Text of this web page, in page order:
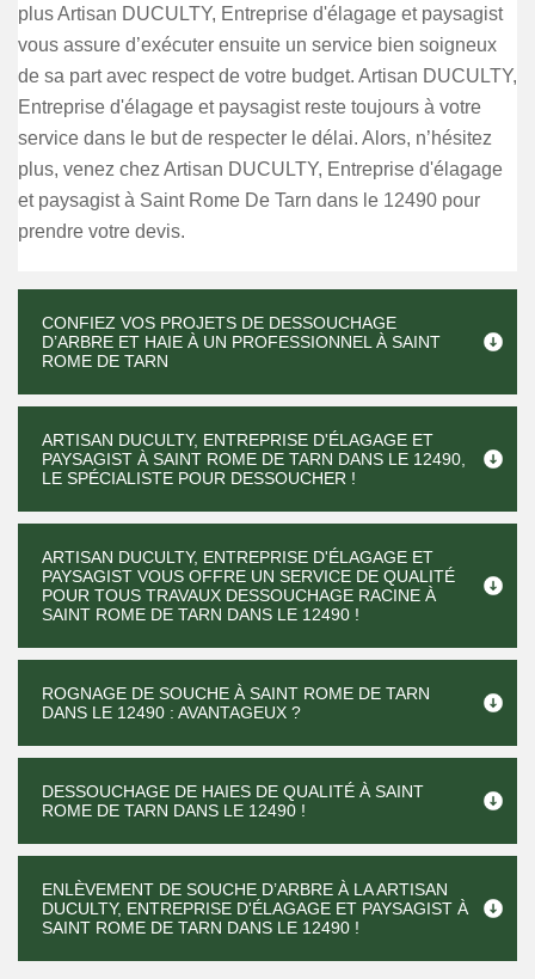
plus Artisan DUCULTY, Entreprise d'élagage et paysagist
vous assure d’exécuter ensuite un service bien soigneux
de sa part avec respect de votre budget. Artisan DUCULTY,
Entreprise d'élagage et paysagist reste toujours à votre
service dans le but de respecter le délai. Alors, n’hésitez
plus, venez chez Artisan DUCULTY, Entreprise d'élagage
et paysagist à Saint Rome De Tarn dans le 12490 pour
prendre votre devis.
CONFIEZ VOS PROJETS DE DESSOUCHAGE
D’ARBRE ET HAIE À UN PROFESSIONNEL À SAINT
ROME DE TARN
ARTISAN DUCULTY, ENTREPRISE D'ÉLAGAGE ET
PAYSAGIST À SAINT ROME DE TARN DANS LE 12490,
LE SPÉCIALISTE POUR DESSOUCHER !
ARTISAN DUCULTY, ENTREPRISE D'ÉLAGAGE ET
PAYSAGIST VOUS OFFRE UN SERVICE DE QUALITÉ
POUR TOUS TRAVAUX DESSOUCHAGE RACINE À
SAINT ROME DE TARN DANS LE 12490 !
ROGNAGE DE SOUCHE À SAINT ROME DE TARN
DANS LE 12490 : AVANTAGEUX ?
DESSOUCHAGE DE HAIES DE QUALITÉ À SAINT
ROME DE TARN DANS LE 12490 !
ENLÈVEMENT DE SOUCHE D’ARBRE À LA ARTISAN
DUCULTY, ENTREPRISE D'ÉLAGAGE ET PAYSAGIST À
SAINT ROME DE TARN DANS LE 12490 !